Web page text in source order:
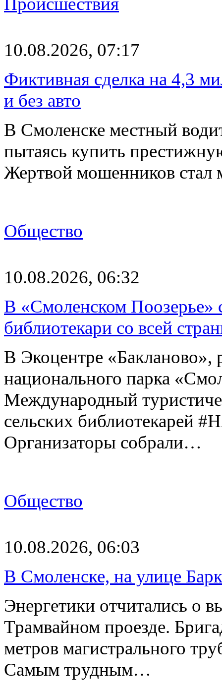
10.08.2026, 07:17
Фиктивная сделка на 4,3
и без авто
В Смоленске местный
пытаясь купить
Жертвой мошенников
Общество
10.08.2026, 06:32
В «Смоленском Поозерье»
библиотекари со всей
В Экоцентре «Бакланово»,
национального парка
Международный
сельских
Организаторы собрали…
Общество
10.08.2026, 06:03
В Смоленске, на улице
Энергетики отчитались о
Трамвайном проезде.
метров магистрального
Самым трудным…